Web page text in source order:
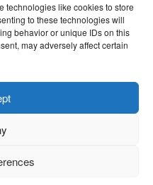
technologies like cookies to store
to these technologies will
behavior or unique IDs on this
may adversely affect certainToggle
d.o.o.
intelektualna svojina
bilo kog proizvoda NiraPress